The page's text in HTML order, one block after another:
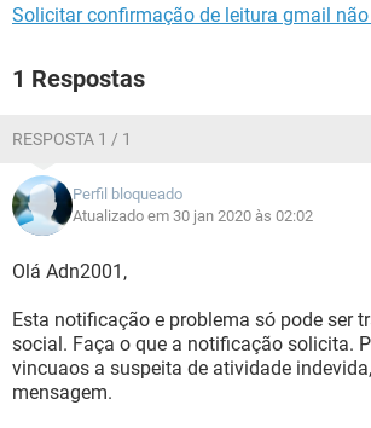
Solicitar confirmação de leitura gmail
1 Respostas
RESPOSTA 1 / 1
Perfil bloqueado
Atualizado em 30 jan 2020 às 02:02
Olá Adn2001,
Esta notificação e problema só pode ser
social. Faça o que a notificação solicita.
vincuaos a suspeita de atividade
mensagem.